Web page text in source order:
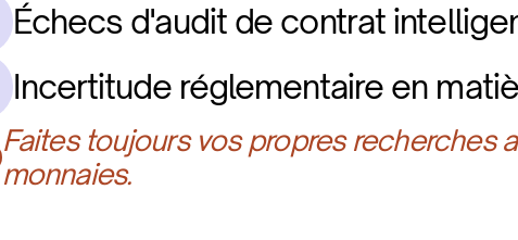
Échecs d'audit de contrat
Incertitude réglementaire en
Faites toujours vos propres recherches
monnaies.